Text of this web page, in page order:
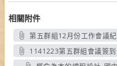
相關附件
第五群組12月份工作會議
另開新視窗
1141223第五群組會議簽
另開新視窗